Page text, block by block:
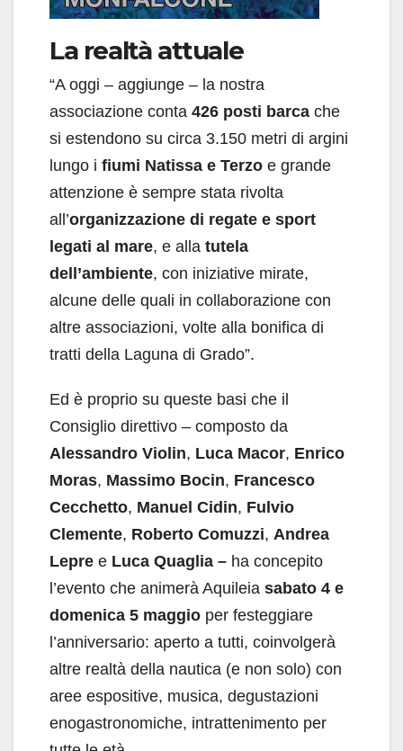
La realtà attuale
“A oggi – aggiunge – la nostra
associazione conta 426 posti barca che
si estendono su circa 3.150 metri di argini
lungo i fiumi Natissa e Terzo e grande
attenzione è sempre stata rivolta
all’organizzazione di regate e sport
legati al mare, e alla tutela
dell’ambiente, con iniziative mirate,
alcune delle quali in collaborazione con
altre associazioni, volte alla bonifica di
tratti della Laguna di Grado”.
Ed è proprio su queste basi che il
Consiglio direttivo – composto da
Alessandro Violin, Luca Macor, Enrico
Moras, Massimo Bocin, Francesco
Cecchetto, Manuel Cidin, Fulvio
Clemente, Roberto Comuzzi, Andrea
Lepre e Luca Quaglia – ha concepito
l’evento che animerà Aquileia sabato 4 e
domenica 5 maggio per festeggiare
l’anniversario: aperto a tutti, coinvolgerà
altre realtà della nautica (e non solo) con
aree espositive, musica, degustazioni
enogastronomiche, intrattenimento per